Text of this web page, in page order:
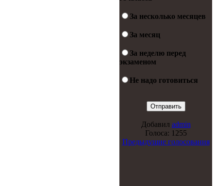
За несколько месяцев
За месяц
За неделю перед
экзаменом
Не надо готовиться
Добавил admin
Голоса: 1255
Предыдущие голосования